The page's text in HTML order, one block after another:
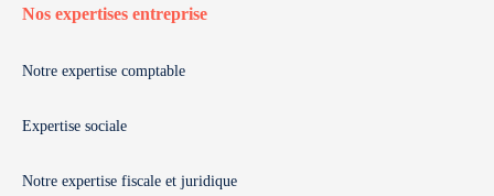
Nos expertises entreprise
Notre expertise comptable
Expertise sociale
Notre expertise fiscale et juridique